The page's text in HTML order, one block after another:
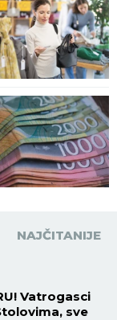
NAJČITANIJE
Vatrogasci
sve